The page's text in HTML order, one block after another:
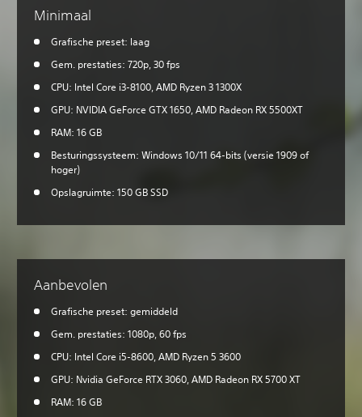
Minimaal
Grafische preset: laag
Gem. prestaties: 720p, 30 fps
CPU: Intel Core i3-8100, AMD Ryzen 3 1300X
GPU: NVIDIA GeForce GTX 1650, AMD Radeon RX 5500XT
RAM: 16 GB
Besturingssysteem: Windows 10/11 64-bits (versie 1909 of
hoger)
Opslagruimte: 150 GB SSD
Aanbevolen
Grafische preset: gemiddeld
Gem. prestaties: 1080p, 60 fps
CPU: Intel Core i5-8600, AMD Ryzen 5 3600
GPU: Nvidia GeForce RTX 3060, AMD Radeon RX 5700 XT
RAM: 16 GB